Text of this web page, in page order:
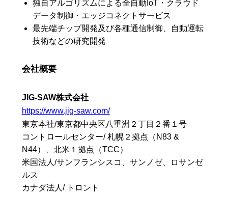
独自アルゴリズムによる全自動IoT・クラウド
データ制御・エッジコネクトサービス
最先端チップ開発及び各種通信制御、自動運転
技術などの研究開発
会社概要
JIG-SAW株式会社
https://www.jig-saw.com/
東京本社/東京都中央区八重洲２丁目２番１号
コントロールセンター/ 札幌２拠点（N83 &
N44）、北米１拠点（TCC）
米国法人/サンフランシスコ、サンノゼ、ロサンゼ
ルス
カナダ法人/ トロント